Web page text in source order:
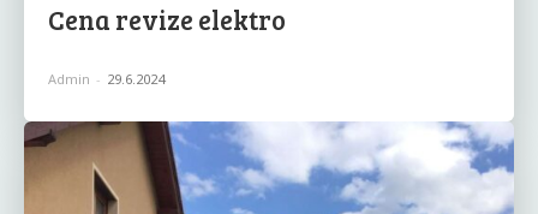
Cena revize elektro
Admin - 29.6.2024